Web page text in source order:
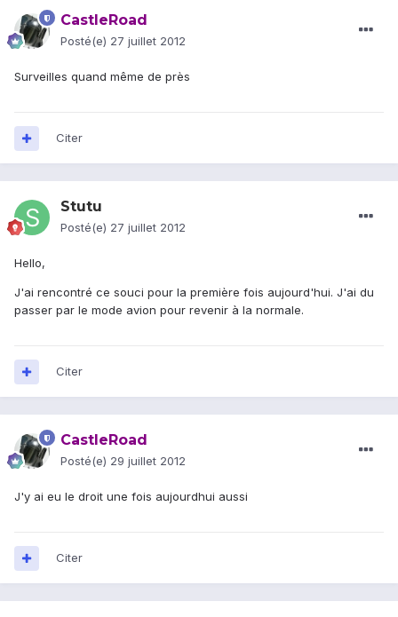
CastleRoad
Posté(e) 27 juillet 2012
Surveilles quand même de près
Citer
Stutu
Posté(e) 27 juillet 2012
Hello,
J'ai rencontré ce souci pour la première fois aujourd'hui. J'ai du
passer par le mode avion pour revenir à la normale.
Citer
CastleRoad
Posté(e) 29 juillet 2012
J'y ai eu le droit une fois aujourdhui aussi
Citer